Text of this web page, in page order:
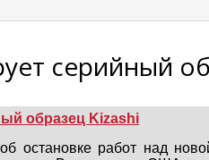
серийный
образец Kizashi
остановке работ над